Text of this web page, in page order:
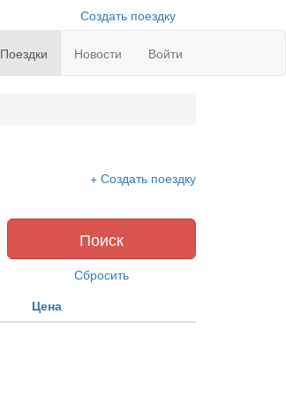
Создать поездку
Поездки Новости Войти
+ Создать поездку
Поиск
Сбросить
Цена